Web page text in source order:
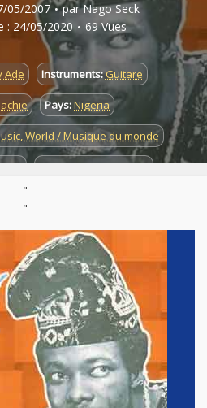
05/2007 par Nago Seck
: 24/05/2020
69 Vues
Ade Instruments:Guitare
Pays:Nigeria
,World / Musique du monde
CD Parution :27/02/2007
"
"